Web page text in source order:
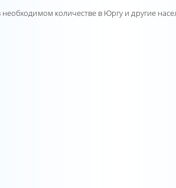
количестве в Юргу и другие